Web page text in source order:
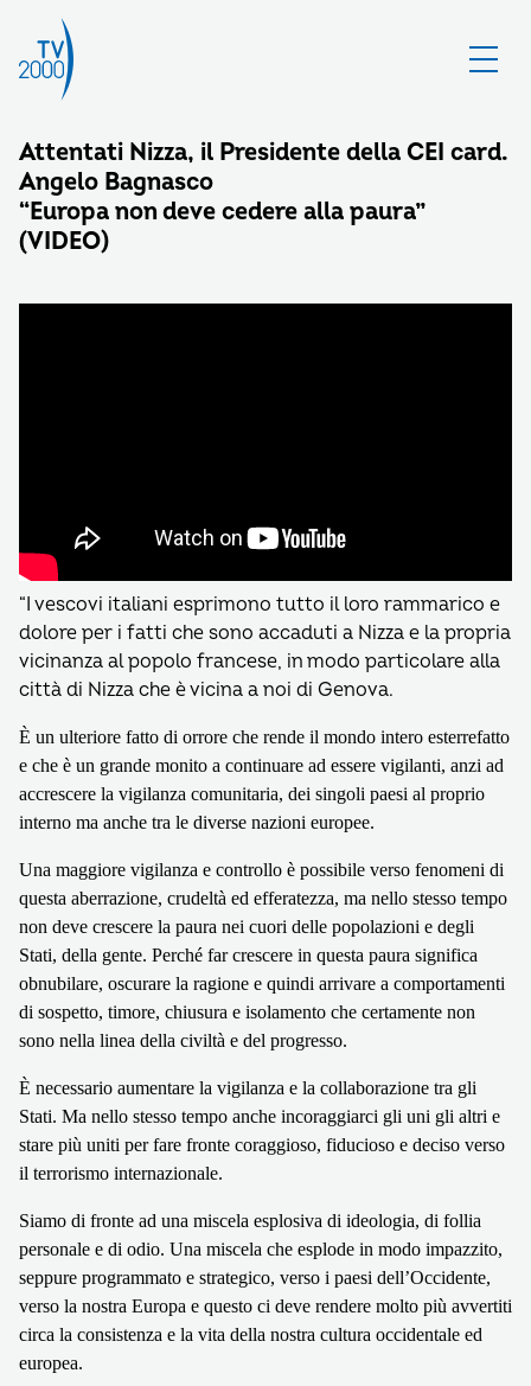
Attentati Nizza, il Presidente della CEI card.
Angelo Bagnasco
“Europa non deve cedere alla paura”
(VIDEO)
“I vescovi italiani esprimono tutto il loro rammarico e
dolore per i fatti che sono accaduti a Nizza e la propria
vicinanza al popolo francese, in modo particolare alla
città di Nizza che è vicina a noi di Genova.
È un ulteriore fatto di orrore che rende il mondo intero esterrefatto
e che è un grande monito a continuare ad essere vigilanti, anzi ad
accrescere la vigilanza comunitaria, dei singoli paesi al proprio
interno ma anche tra le diverse nazioni europee.
Una maggiore vigilanza e controllo è possibile verso fenomeni di
questa aberrazione, crudeltà ed efferatezza, ma nello stesso tempo
non deve crescere la paura nei cuori delle popolazioni e degli
Stati, della gente. Perché far crescere in questa paura significa
obnubilare, oscurare la ragione e quindi arrivare a comportamenti
di sospetto, timore, chiusura e isolamento che certamente non
sono nella linea della civiltà e del progresso.
È necessario aumentare la vigilanza e la collaborazione tra gli
Stati. Ma nello stesso tempo anche incoraggiarci gli uni gli altri e
stare più uniti per fare fronte coraggioso, fiducioso e deciso verso
il terrorismo internazionale.
Siamo di fronte ad una miscela esplosiva di ideologia, di follia
personale e di odio. Una miscela che esplode in modo impazzito,
seppure programmato e strategico, verso i paesi dell’Occidente,
verso la nostra Europa e questo ci deve rendere molto più avvertiti
circa la consistenza e la vita della nostra cultura occidentale ed
europea.